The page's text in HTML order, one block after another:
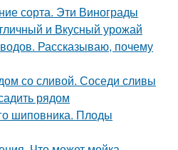
сорта. Эти Винограды
и Вкусный урожай
Рассказываю, почему
со сливой. Соседи сливы
рядом
шиповника. Плоды